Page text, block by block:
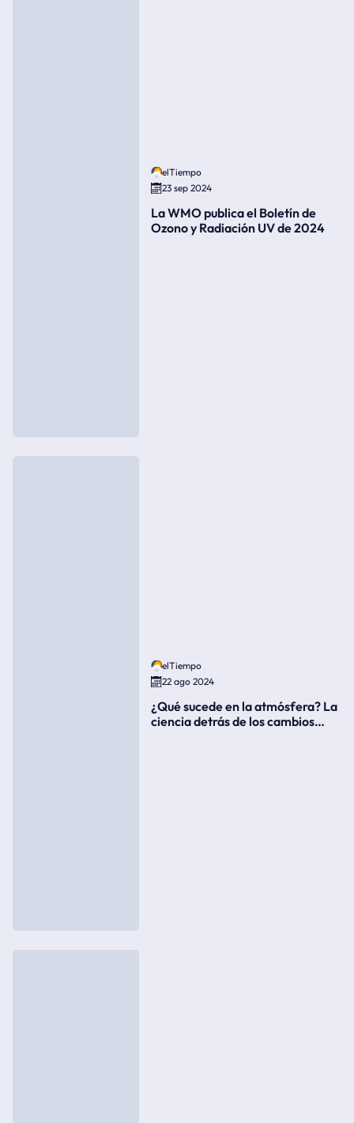
elTiempo
23 sep 2024
La WMO publica el Boletín de
Ozono y Radiación UV de 2024
elTiempo
22 ago 2024
¿Qué sucede en la atmósfera? La
ciencia detrás de los cambios